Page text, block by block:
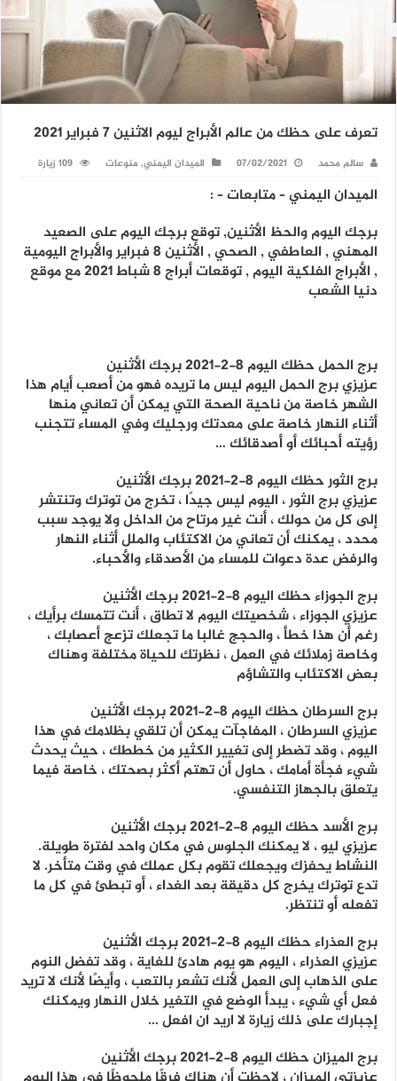
تعرف على حظك من عالم الأبراج ليوم الاثنين 7 فبراير 2021
سالم محمد 07/02/2021 الميدان اليمني, منوعات 109 زيارة
الميدان اليمني – متابعات – :
برجك اليوم والحظ الأثنين, توقع برجك اليوم على الصعيد
المهني , العاطفي , الصحي , الأثنين 8 فبراير والأبراج اليومية
, الأبراج الفلكية اليوم , توقعات أبراج 8 شباط 2021 مع موقع
دنيا الشعب
برج الحمل حظك اليوم 8-2-2021 برجك الأثنين
عزيزي برج الحمل اليوم ليس ما تريده فهو من أصعب أيام هذا
الشهر خاصة من ناحية الصحة التي يمكن أن تعاني منها
أثناء النهار خاصة على معدتك ورجليك وفي المساء تتجنب
رؤيته أحبائك أو أصدقائك …
برج الثور حظك اليوم 8-2-2021 برجك الأثنين
عزيزي برج الثور ، اليوم ليس جيدًا ، تخرج من توترك وتنتشر
إلى كل من حولك ، أنت غير مرتاح من الداخل ولا يوجد سبب
محدد ، يمكنك أن تعاني من الاكتئاب والملل أثناء النهار
والرفض عدة دعوات للمساء من الأصدقاء والأحباء.
برج الجوزاء حظك اليوم 8-2-2021 برجك الأثنين
عزيزي الجوزاء ، شخصيتك اليوم لا تطاق ، أنت تتمسك برأيك ،
رغم أن هذا خطأ ، والحجج غالبا ما تجعلك تزعج أعصابك ،
وخاصة زملائك في العمل ، نظرتك للحياة مختلفة وهناك
بعض الاكتئاب والتشاؤم
برج السرطان حظك اليوم 8-2-2021 برجك الأثنين
عزيزي السرطان ، المفاجآت يمكن أن تلقي بظلامك في هذا
اليوم ، وقد تضطر إلى تغيير الكثير من خططك ، حيث يحدث
شيء فجأة أمامك ، حاول أن تهتم أكثر بصحتك ، خاصة فيما
يتعلق بالجهاز التنفسي.
برج الأسد حظك اليوم 8-2-2021 برجك الأثنين
عزيزي ليو ، لا يمكنك الجلوس في مكان واحد لفترة طويلة.
النشاط يحفزك ويجعلك تقوم بكل عملك في وقت متأخر. لا
تدع توترك يخرج كل دقيقة بعد الغداء ، أو تبطئ في كل ما
تفعله أو تنتظر.
برج العذراء حظك اليوم 8-2-2021 برجك الأثنين
عزيزي العذراء ، اليوم هو يوم هادئ للغاية ، وقد تفضل النوم
على الذهاب إلى العمل لأنك تشعر بالتعب ، وأيضًا لأنك لا تريد
فعل أي شيء ، يبدأ الوضع في التغير خلال النهار ويمكنك
إجبارك على ذلك زيارة لا اريد ان افعل …
برج الميزان حظك اليوم 8-2-2021 برجك الأثنين